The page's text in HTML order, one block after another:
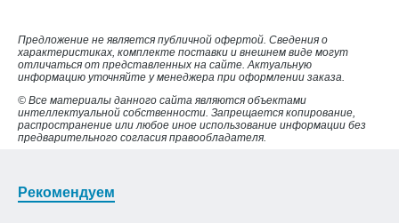
Предложение не является публичной офертой. Сведения о
характеристиках, комплекте поставки и внешнем виде могут
отличаться от представленных на сайте. Актуальную
информацию уточняйте у менеджера при оформлении заказа.
© Все материалы данного сайта являются объектами
интеллектуальной собственности. Запрещается копирование,
распространение или любое иное использование информации без
предварительного согласия правообладателя.
Рекомендуем